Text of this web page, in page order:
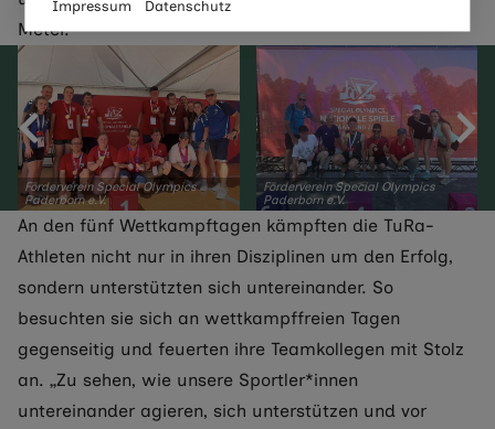
Impressum Datenschutz
Meter.
Förderverein Special Olympics
Paderborn e.V.
Förderverein Special Olympics
Paderborn e.V.
An den fünf Wettkampftagen kämpften die TuRa-
Athleten nicht nur in ihren Disziplinen um den Erfolg,
sondern unterstützten sich untereinander. So
besuchten sie sich an wettkampffreien Tagen
gegenseitig und feuerten ihre Teamkollegen mit Stolz
an. „Zu sehen, wie unsere Sportler*innen
untereinander agieren, sich unterstützen und vor